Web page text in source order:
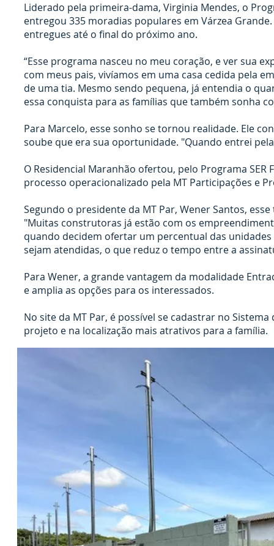
Liderado pela primeira-dama, Virginia Mendes, o
entregou 335 moradias populares em Várzea
entregues até o final do próximo ano.
“Esse programa nasceu no meu coração, e ver sua
com meus pais, vivíamos em uma casa cedida pela
de uma tia. Mesmo sendo pequena, já entendia o
essa conquista para as famílias que também sonha
Para Marcelo, esse sonho se tornou realidade. Ele
soube que era sua oportunidade. "Quando entrei
O Residencial Maranhão ofertou, pelo Programa
processo operacionalizado pela MT Participações e
Segundo o presidente da MT Par, Wener Santos,
"Muitas construtoras já estão com os
quando decidem ofertar um percentual das
sejam atendidas, o que reduz o tempo entre a
Para Wener, a grande vantagem da modalidade
e amplia as opções para os interessados.
No site da MT Par, é possível se cadastrar no
projeto e na localização mais atrativos para a família.